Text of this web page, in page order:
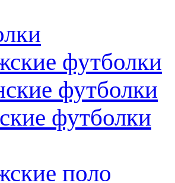
футболки
футболки
футболки
поло